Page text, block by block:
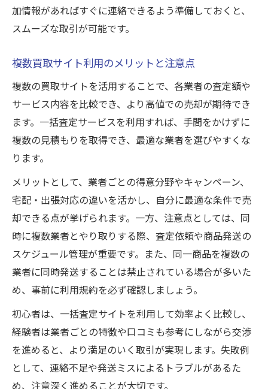
加情報があればすぐに連絡できるよう準備しておくと、
スムーズな取引が可能です。
複数買取サイト利用のメリットと注意点
複数の買取サイトを活用することで、各業者の査定額や
サービス内容を比較でき、より高値での売却が期待でき
ます。一括査定サービスを利用すれば、手間をかけずに
複数の見積もりを取得でき、最適な業者を選びやすくな
ります。
メリットとして、業者ごとの得意分野やキャンペーン、
宅配・出張対応の違いを活かし、自分に最適な条件で売
却できる点が挙げられます。一方、注意点としては、同
時に複数業者とやり取りする際、査定依頼や商品発送の
スケジュール管理が重要です。また、同一商品を複数の
業者に同時発送することは禁止されている場合が多いた
め、事前に利用規約を必ず確認しましょう。
初心者は、一括査定サイトを利用して効率よく比較し、
経験者は業者ごとの特徴や口コミも参考にしながら交渉
を進めると、より満足のいく取引が実現します。失敗例
として、連絡不足や発送ミスによるトラブルがあるた
め、注意深く進めることが大切です。